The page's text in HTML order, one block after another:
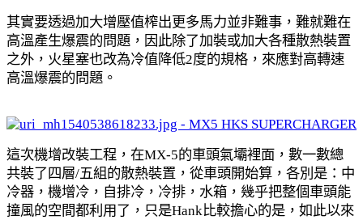
其實要透過加大增壓值榨出更多馬力並非難事，難就難在
高溫產生爆震的問題，因此除了加裝或加大各種散熱裝置
之外，火星塞也改為冷值降低2度的規格，來應對高轉速
高溫爆震的問題。
這次機增改裝工程，在MX-5的車頭氣壩裡面，數一數總
共裝了四層/五組的散熱裝置，從車頭開始算，各別是：中
冷器，機增冷，自排冷，冷排，水箱，幾乎把整個車頭能
撞風的空間都利用了，只是Hank比較擔心的是，如此以來